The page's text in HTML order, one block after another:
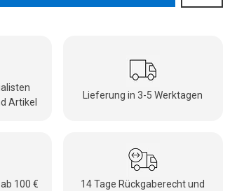
Artikel
Lieferung in 3-5 Werktagen
100 €
14 Tage Rückgaberecht und